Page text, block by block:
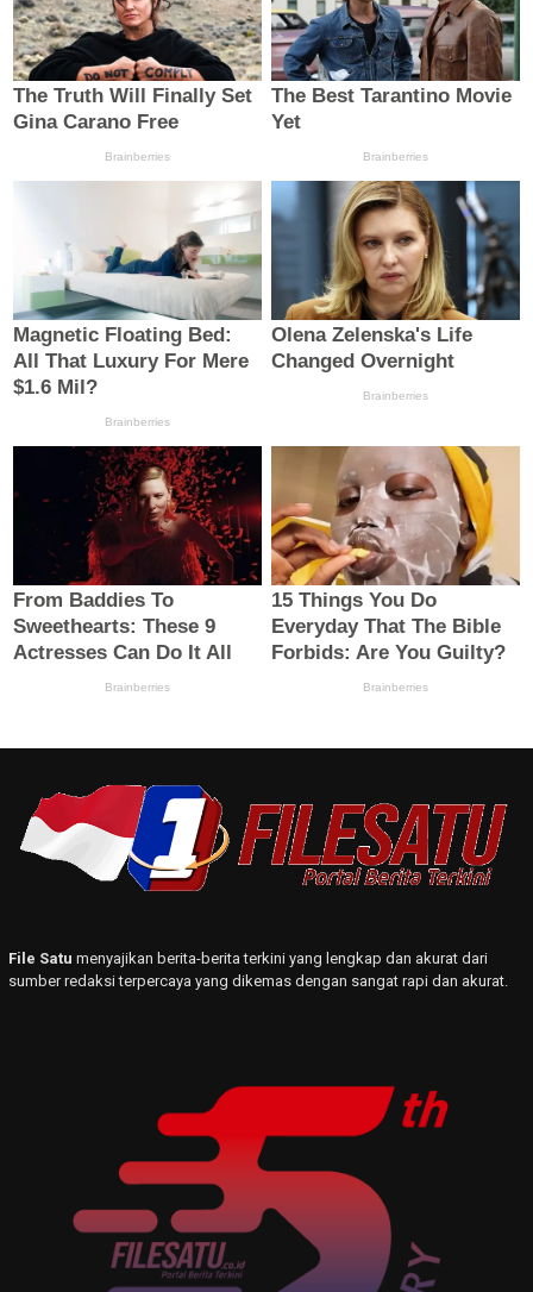
File Satu menyajikan berita-berita terkini yang lengkap dan akurat dari
sumber redaksi terpercaya yang dikemas dengan sangat rapi dan akurat.